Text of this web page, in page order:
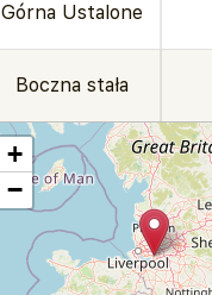
Górna Ustalone
Boczna stała
+
−